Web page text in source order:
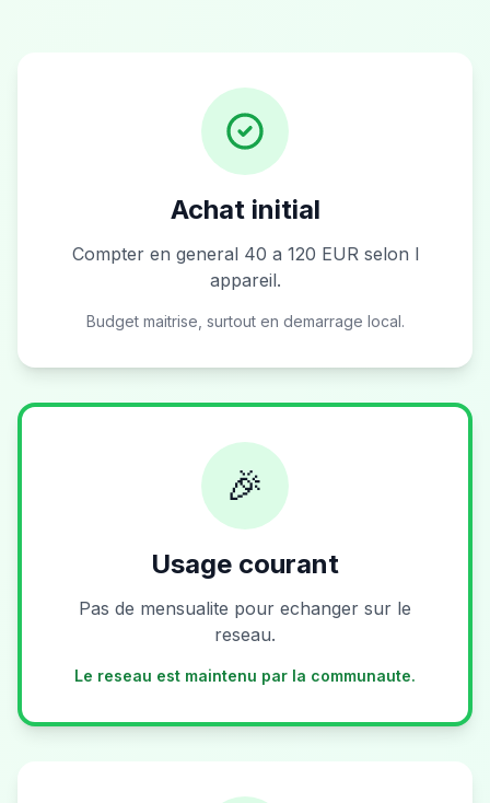
Achat initial
Compter en general 40 a 120 EUR selon l
appareil.
Budget maitrise, surtout en demarrage local.
🎉
Usage courant
Pas de mensualite pour echanger sur le
reseau.
Le reseau est maintenu par la communaute.